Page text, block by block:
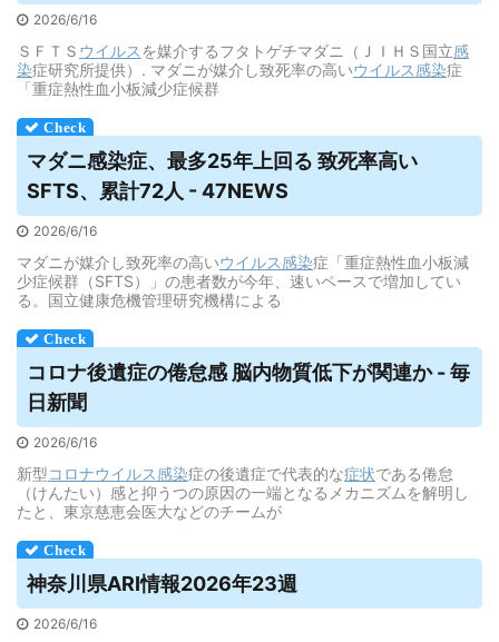
2026/6/16
ＳＦＴＳ ウイルス を媒介するフタトゲチマダニ（ＪＩＨＳ国立感
染症研究所提供）. マダニが媒介し致死率の高いウイルス感染症
「重症熱性血小板減少症候群
マダニ感染症、最多25年上回る 致死率高い
SFTS、累計72人 - 47NEWS
2026/6/16
マダニが媒介し致死率の高いウイルス感染症「重症熱性血小板減
少症候群（SFTS）」の患者数が今年、速いペースで増加してい
る。国立健康危機管理研究機構による
コロナ後遺症の倦怠感 脳内物質低下が関連か - 毎
日新聞
2026/6/16
新型コロナウイルス感染症の後遺症で代表的な症状である倦怠
（けんたい）感と抑うつの原因の一端となるメカニズムを解明し
たと、東京慈恵会医大などのチームが
神奈川県ARI情報2026年23週
2026/6/16